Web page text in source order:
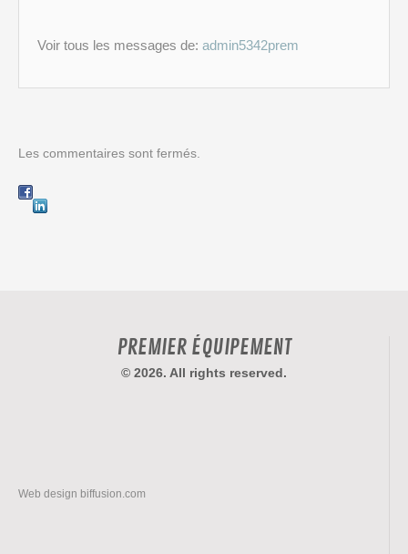
Voir tous les messages de: admin5342prem
Les commentaires sont fermés.
PREMIER ÉQUIPEMENT
© 2026. All rights reserved.
Web design biffusion.com